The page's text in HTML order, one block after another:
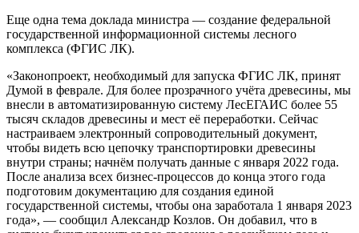
Еще одна тема доклада министра — создание федеральной
государственной информационной системы лесного
комплекса (ФГИС ЛК).
«Законопроект, необходимый для запуска ФГИС ЛК, принят
Думой в феврале. Для более прозрачного учёта древесины, мы
внесли в автоматизированную систему ЛесЕГАИС более 55
тысяч складов древесины и мест её переработки. Сейчас
настраиваем электронный сопроводительный документ,
чтобы видеть всю цепочку транспортировки древесины
внутри страны; начнём получать данные с января 2022 года.
После анализа всех бизнес-процессов до конца этого года
подготовим документацию для создания единой
государственной системы, чтобы она заработала 1 января 2023
года», — сообщил Александр Козлов. Он добавил, что в